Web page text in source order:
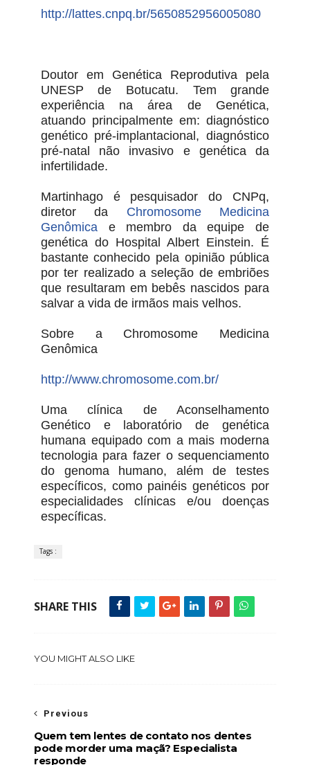
http://lattes.cnpq.br/5650852956005080
Doutor em Genética Reprodutiva pela
UNESP de Botucatu. Tem grande
experiência na área de Genética,
atuando principalmente em: diagnóstico
genético pré-implantacional, diagnóstico
pré-natal não invasivo e genética da
infertilidade.
Martinhago é pesquisador do CNPq,
diretor da Chromosome Medicina
Genômica e membro da equipe de
genética do Hospital Albert Einstein. É
bastante conhecido pela opinião pública
por ter realizado a seleção de embriões
que resultaram em bebês nascidos para
salvar a vida de irmãos mais velhos.
Sobre a Chromosome Medicina
Genômica
http://www.chromosome.com.br/
Uma clínica de Aconselhamento
Genético e laboratório de genética
humana equipado com a mais moderna
tecnologia para fazer o sequenciamento
do genoma humano, além de testes
específicos, como painéis genéticos por
especialidades clínicas e/ou doenças
específicas.
Tags :
SHARE THIS
YOU MIGHT ALSO LIKE
Previous
Quem tem lentes de contato nos dentes
pode morder uma maçã? Especialista
responde